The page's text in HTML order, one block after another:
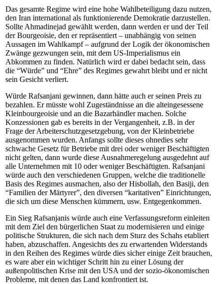
Das gesamte Regime wird eine hohe Wahlbeteiligung dazu nutzen,
den Iran international als funktionierende Demokratie darzustellen.
Sollte Ahmadinejad gewählt werden, dann werden er und der Teil
der Bourgeoisie, den er repräsentiert – unabhängig von seinen
Aussagen im Wahlkampf – aufgrund der Logik der ökonomischen
Zwänge gezwungen sein, mit dem US-Imperialismus ein
Abkommen zu finden. Natürlich wird er dabei bedacht sein, dass
die “Würde” und “Ehre” des Regimes gewahrt bleibt und er nicht
sein Gesicht verliert.
Würde Rafsanjani gewinnen, dann hätte auch er seinen Preis zu
bezahlen. Er müsste wohl Zugeständnisse an die alteingesessene
Kleinbourgeoisie und an die Bazarhändler machen. Solche
Konzessionen gab es bereits in der Vergangenheit, z.B. in der
Frage der Arbeiterschutzgesetzgebung, von der Kleinbetriebe
ausgenommen wurden. Anfangs sollte dieses ohnedies sehr
schwache Gesetz für Betriebe mit drei oder weniger Beschäftigten
nicht gelten, dann wurde diese Ausnahmeregelung ausgedehnt auf
alle Unternehmen mit 10 oder weniger Beschäftigten. Rafsanjani
würde auch den verschiedenen Gruppen, welche die traditionelle
Basis des Regimes ausmachen, also der Hisbollah, den Basiji, den
“Familien der Märtyrer”, den diversen “karitativen” Einrichtungen,
die sich um diese Menschen kümmern, usw. Entgegenkommen.
Ein Sieg Rafsanjanis würde auch eine Verfassungsreform einleiten
mit dem Ziel den bürgerlichen Staat zu modernisieren und einige
politische Strukturen, die sich nach dem Sturz des Schahs etabliert
haben, abzuschaffen. Angesichts des zu erwartenden Widerstands
in den Reihen des Regimes würde dies sicher einige Zeit brauchen,
es ware aber ein wichtiger Schritt hin zu einer Lösung der
außenpolitischen Krise mit den USA und der sozio-ökonomischen
Probleme, mit denen das Land konfrontiert ist.